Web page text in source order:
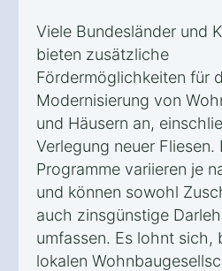
Viele Bundesländer und
bieten zusätzliche
Fördermöglichkeiten für
Modernisierung von
und Häusern an,
Verlegung neuer Fliesen.
Programme variieren je
und können sowohl
auch zinsgünstige
umfassen. Es lohnt sich,
lokalen